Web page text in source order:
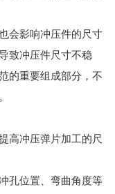
会影响冲压件的尺寸
致冲压件尺寸不稳
的重要组成部分，不
高冲压弹片加工的尺
孔位置、弯曲角度等